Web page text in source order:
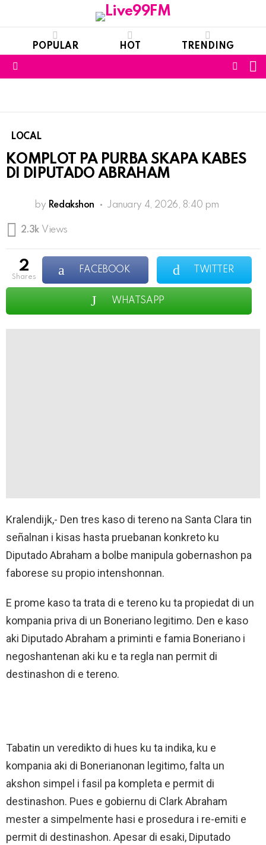
POPULAR HOT TRENDING
LOCAL
KOMPLOT PA PURBA SKAPA KABES
DI DIPUTADO ABRAHAM
by Redakshon January 4, 2026, 8:40 pm
2.3k Views
2
shares
FACEBOOK TWITTER
WHATSAPP
Kralendijk,- Den tres kaso di tereno na Santa Clara tin
señalnan i kisas hasta pruebanan konkreto ku
Diputado Abraham a bolbe manipula gobernashon pa
faborese su propio intenshonnan.
E prome kaso ta trata di e tereno ku ta propiedat di un
kompania priva di un Boneriano legitimo. Den e kaso
aki Diputado Abraham a priminti e famia Boneriano i
negoshantenan aki ku e ta regla nan permit di
destinashon di e tereno.
Tabatin un veredikto di hues ku ta indika, ku e
kompania aki di Bonerianonan legitimo, falta un
akshon simpel i fasil pa kompleta e permit di
destinashon. Pues e gobiernu di Clark Abraham
mester a simpelmente hasi e prosedura i re-emiti e
permit di destinashon. Apesar di esaki, Diputado